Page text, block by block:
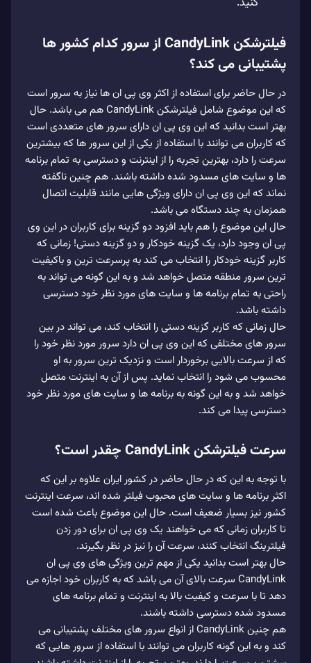
فیلترشکن CandyLink از سرور کدام کشور ها
پشتیبانی می کند؟
در حال حاضر برای استفاده از اکثر وی پی ان ها نیاز به سرور است
که این موضوع شامل فیلترشکن CandyLink هم می باشد. حال
بهتر است بدانید که این وی پی ان دارای سرور های متعددی است
که کاربران می توانند با استفاده از یکی از این سرور ها که بیشترین
سرعت را دارد، بهترین تجربه را از اینترنت و دسترسی به تمام برنامه
ها و سایت های مسدود شده داشته باشند. هم چنین ناگفته
نماند که این وی پی ان دارای ویژگی‌ هایی مانند قابلیت اتصال
همزمان به چند دستگاه می باشد.
حال این موضوع را هم باید افزود دو گزینه برای کاربران در این وی
پی ان وجود دارد، یک گزینه خودکار و دو گزینه دستی! زمانی که
کاربر گزینه خودکار را انتخاب می کند به پرسرعت ترین و باکیفیت
ترین سرور منطقه متصل خواهد شد و به این گونه می تواند به
راحتی به تمام برنامه ها و سایت های مورد نظر خود دسترسی
داشته باشد.
حال زمانی که کاربر گزینه دستی را انتخاب کند، می تواند در بین
سرور های مختلفی که این وی پی ان دارد سرور مورد نظر خود را
که از سرعت بالایی برخوردار است و نزدیک ترین سرور به او
محسوب می‌ شود را انتخاب نماید. پس از آن به اینترنت متصل
خواهد شد و به این گونه به برنامه ها و سایت های مورد نظر خود
دسترسی پیدا می کند.
سرعت فیلترشکن CandyLink چقدر است؟
با توجه به این که در حال حاضر در کشور ایران علاوه بر این که
اکثر برنامه‌ ها و سایت‌ های محبوب فیلتر شده‌ اند، سرعت اینترنت
کشور نیز بسیار ضعیف است. حال این موضوع باعث شده است
تا کاربران زمانی که می‌ خواهند یک وی‌ پی‌ ان برای دور زدن
فیلترینگ انتخاب کنند، سرعت آن را نیز در نظر بگیرند.
حال بهتر است بدانید یکی از مهم ترین ویژگی‌ های وی پی ان
CandyLink سرعت بالای آن می باشد که به کاربران خود اجازه می‌
دهد تا با سرعت و کیفیت بالا به اینترنت و تمام برنامه های
مسدود شده دسترسی داشته باشند.
هم چنین CandyLink از انواع سرور های مختلف پشتیبانی می‌
کند و به این گونه کاربران می توانند با استفاده از سرور هایی که